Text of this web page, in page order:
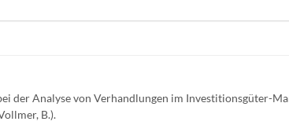
der Analyse von Verhandlungen im Investitionsgüter-
B.).